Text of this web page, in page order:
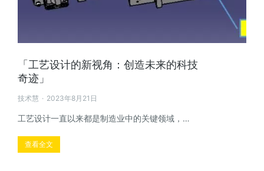
「工艺设计的新视角：创造未来的科技
奇迹」
技术慧 2023年8月21日
工艺设计一直以来都是制造业中的关键领域，…
查看全文